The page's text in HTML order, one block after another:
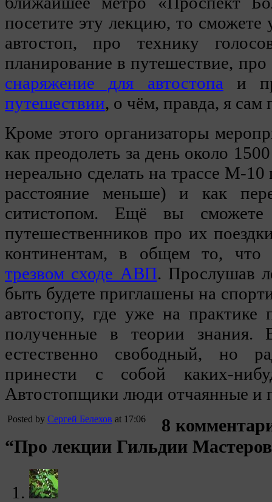
посетите эту лекцию, то сможете
автостоп, про технику
планирование в путешествие, про
снаряжение для автостопа и
путешествии, о чём, правда, я сам
Кроме этого организаторы
как преодолеть за день около
нереально сделать на трассе М-
расстояние меньше) и как
ситистопом. Ещё вы сможете
путешественников про их
континентам, в общем то,
трезвом сходе АВП. Прослушав
быть будете приглашены на
автостопу, где уже на практике
полученные в теории знания.
естественно свободный, но
принести с собой каких-
Автостопщики люди отчаянные и
Posted by Сергей Белехов at 17:06
8
“Про лекции Гильдии Мастеров